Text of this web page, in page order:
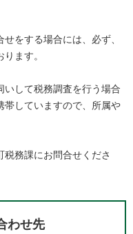
をする場合には、必ず、
ます。
いして税務調査を行う場合
帯していますので、所属や
務課にお問合せくださ
わせ先